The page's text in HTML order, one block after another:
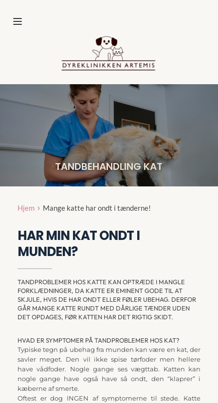
indhold
TANDBEHANDLING KAT
Hjem Mange katte har ondt i tænderne!
HAR MIN KAT ONDT I
MUNDEN?
TANDPROBLEMER HOS KATTE KAN OPTRÆDE I MANGLE
FORKLÆDNINGER, DA KATTE ER EMINENT GODE TIL AT
SKJULE, HVIS DE HAR ONDT ELLER FØLER UBEHAG. DERFOR
GÅR MANGE KATTE RUNDT MED DÅRLIGE TÆNDER UDEN
DET OPDAGES, FØR KATTEN HAR DET RIGTIG SKIDT.
HVAD ER SYMPTOMER PÅ TANDPROBLEMER HOS KAT?
Typiske tegn på ubehag fra munden kan være en kat, der
savler meget. Den vil ikke spise tørfoder men hellere
have vådfoder. Nogle gange ses vægttab. Katten kan
nogle gange have også have så ondt, den “klaprer” i
kæberne af smerte.
Oftest er dog INGEN af symptomerne til stede. Katte